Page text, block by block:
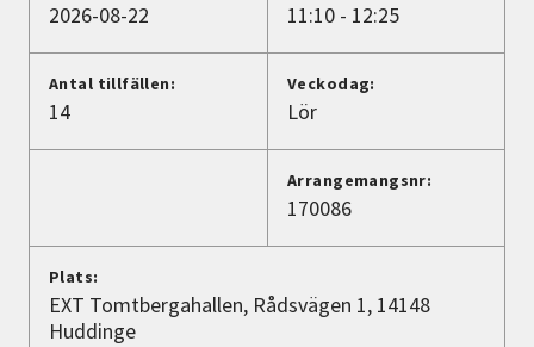
Lyssna
2026-08-22 11:10 - 12:25
Antal tillfällen:
14
Veckodag:
Lör
Arrangemangsnr:
170086
Plats:
EXT Tomtbergahallen, Rådsvägen 1, 14148
Huddinge